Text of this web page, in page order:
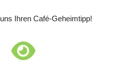
Ihren Café-Geheimtipp!